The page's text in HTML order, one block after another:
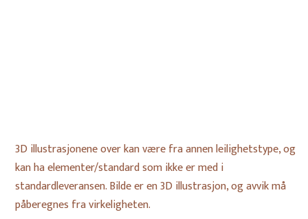
3D illustrasjonene over kan være fra annen leilighetstype, og
kan ha elementer/standard som ikke er med i
standardleveransen. Bilde er en 3D illustrasjon, og avvik må
påberegnes fra virkeligheten.